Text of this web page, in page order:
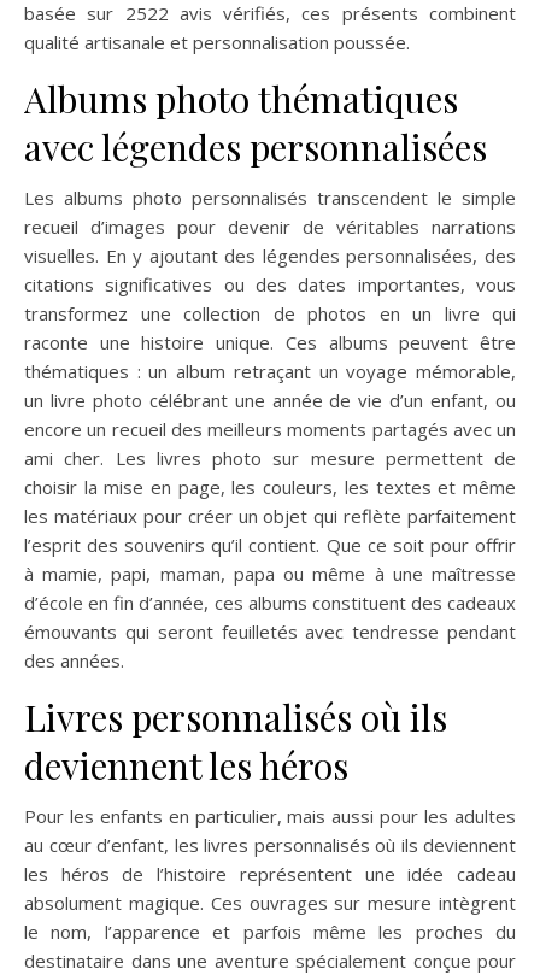
basée sur 2522 avis vérifiés, ces présents combinent
qualité artisanale et personnalisation poussée.
Albums photo thématiques
avec légendes personnalisées
Les albums photo personnalisés transcendent le simple
recueil d’images pour devenir de véritables narrations
visuelles. En y ajoutant des légendes personnalisées, des
citations significatives ou des dates importantes, vous
transformez une collection de photos en un livre qui
raconte une histoire unique. Ces albums peuvent être
thématiques : un album retraçant un voyage mémorable,
un livre photo célébrant une année de vie d’un enfant, ou
encore un recueil des meilleurs moments partagés avec un
ami cher. Les livres photo sur mesure permettent de
choisir la mise en page, les couleurs, les textes et même
les matériaux pour créer un objet qui reflète parfaitement
l’esprit des souvenirs qu’il contient. Que ce soit pour offrir
à mamie, papi, maman, papa ou même à une maîtresse
d’école en fin d’année, ces albums constituent des cadeaux
émouvants qui seront feuilletés avec tendresse pendant
des années.
Livres personnalisés où ils
deviennent les héros
Pour les enfants en particulier, mais aussi pour les adultes
au cœur d’enfant, les livres personnalisés où ils deviennent
les héros de l’histoire représentent une idée cadeau
absolument magique. Ces ouvrages sur mesure intègrent
le nom, l’apparence et parfois même les proches du
destinataire dans une aventure spécialement conçue pour